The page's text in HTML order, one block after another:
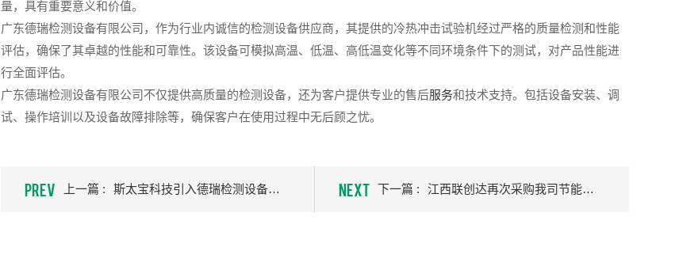
量，具有重要意义和价值。
广东德瑞检测设备有限公司，作为行业内诚信的检测设备供应商，其提供的冷热冲击试验机经过严格的质量检测和性能
评估，确保了其卓越的性能和可靠性。该设备可模拟高温、低温、高低温变化等不同环境条件下的测试，对产品性能进
行全面评估。
广东德瑞检测设备有限公司不仅提供高质量的检测设备，还为客户提供专业的售后服务和技术支持。包括设备安装、调
试、操作培训以及设备故障排除等，确保客户在使用过程中无后顾之忧。
PREV 上一篇 : 斯太宝科技引入德瑞检测设备冷热冲击试验箱，提升产品品质控制 NEXT 下一篇 : 江西联创达再次采购我司节能型恒温恒温试验箱